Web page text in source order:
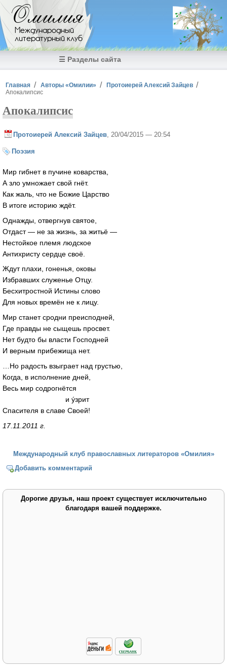
Перейти к основному содержанию
Омилия
Международный
литературный клуб
☰ Разделы сайта
Вы здесь
Главная Авторы «Омилии»
Протоиерей Алексий Зайцев
Апокалипсис
Апокалипсис
Протоиерей Алексий Зайцев , 20/04/2015 — 20:54
Поэзия
Мир гибнет в пучине коварства,
А зло умножает свой гнёт.
Как жаль, что не Божие Царство
В итоге историю ждёт.
Однажды, отвергнув святое,
Отдаст — не за жизнь, за житьё —
Нестойкое племя людское
Антихристу сердце своё.
Ждут плахи, гоненья, оковы
Избравших служенье Отцу.
Бесхитростной Истины слово
Для новых времён не к лицу.
Мир станет сродни преисподней,
Где правды не сыщешь просвет.
Нет будто бы власти Господней
И верным прибежища нет.
…Но радость взыграет над грустью,
Когда, в исполнение дней,
Весь мир содрогнётся
и ýзрит
Спасителя в славе Своей!
17.11.2011 г.
Международный клуб православных литераторов «Омилия»
Добавить комментарий
Дорогие друзья, наш проект существует исключительно
благодаря вашей поддержке.